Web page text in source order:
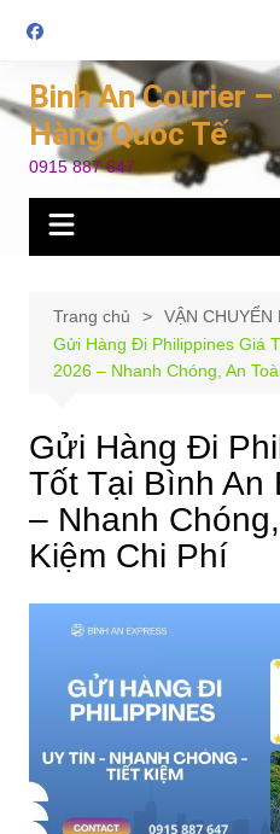
đến
nội
dung
Binh An Courier –
Hàng Quốc Tế
0915 887 647
Trang chủ
VẬN CHUYỂN
Gửi Hàng Đi Philippines Giá
2026 – Nhanh Chóng, An
Gửi Hàng Đi
Tốt Tại Bình An
– Nhanh
Kiệm Chi Phí